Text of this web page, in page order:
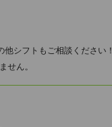
シフトもご相談ください！
せん。